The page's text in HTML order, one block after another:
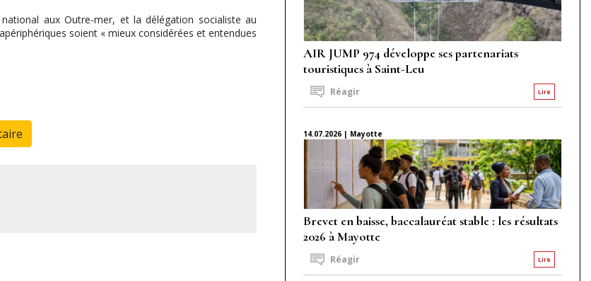
aux Outre-mer, et la délégation socialiste au
soient « mieux considérées et entendues
AIR JUMP 974 développe ses partenariats
touristiques à Saint-Leu
Lire
Réagir
14.07.2026 | Mayotte
Brevet en baisse, baccalauréat stable : les résultats
2026 à Mayotte
Lire
Réagir